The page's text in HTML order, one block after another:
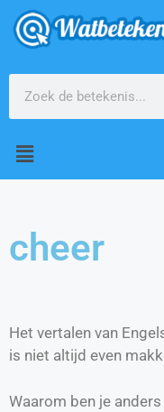
cheer
Het vertalen van
is niet altijd even
Waarom ben je